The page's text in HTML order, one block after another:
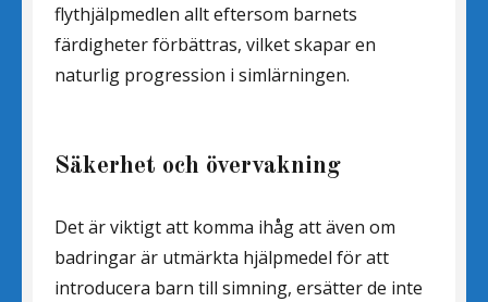
flythjälpmedlen allt eftersom barnets
färdigheter förbättras, vilket skapar en
naturlig progression i simlärningen.
Säkerhet och övervakning
Det är viktigt att komma ihåg att även om
badringar är utmärkta hjälpmedel för att
introducera barn till simning, ersätter de inte